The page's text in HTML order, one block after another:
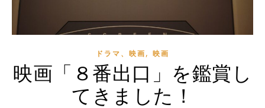
ドラマ、映画, 映画
映画「８番出口」を鑑賞し
てきました！